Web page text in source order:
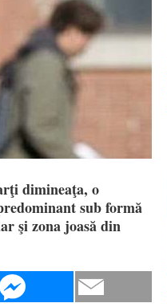
dimineaţa, o
sub formă
şi zona joasă din